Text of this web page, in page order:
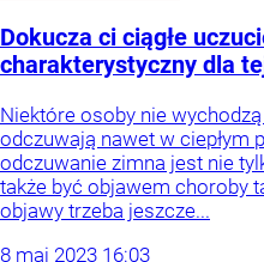
Dokucza ci ciągłe
charakterystyczny dla
Niektóre osoby nie
odczuwają nawet w ciepłym
odczuwanie zimna jest nie
także być objawem choroby
objawy trzeba jeszcze...
8 maj 2023 16:03